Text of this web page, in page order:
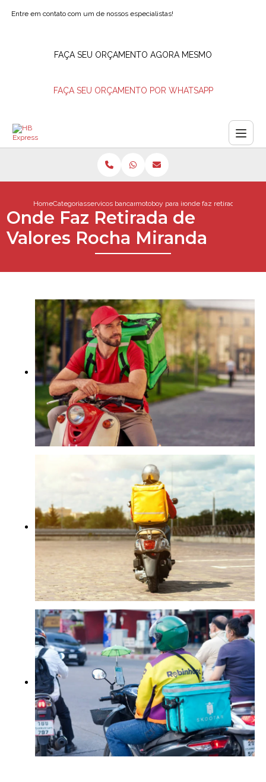
Entre em contato com um de nossos especialistas!
FAÇA SEU ORÇAMENTO AGORA MESMO
FAÇA SEU ORÇAMENTO POR WHATSAPP
HomeCategoriasservicos bancariosmotoboy para ir ao bancoonde faz retirada de
Onde Faz Retirada de
Valores Rocha Miranda